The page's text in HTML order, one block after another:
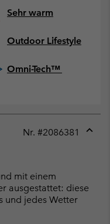
Sehr warm
Outdoor Lifestyle
Omni-Tech™
Nr. #2086381
mit einem
ausgestattet: diese
und jedes Wetter